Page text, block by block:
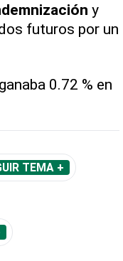
y
futuros por un
0.72 % en
TEMA +